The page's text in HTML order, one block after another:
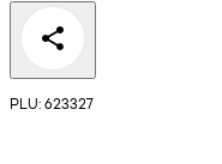
PLU: 623327